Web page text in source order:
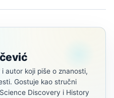
autor koji piše o znanosti,
Gostuje kao stručni
Discovery i History